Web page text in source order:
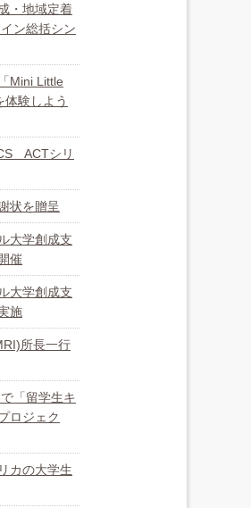
・地域定着
ン総括シン
Mini Little
験しよう
ACTシリ
状を贈呈
大学創成支
催
大学創成支
施
所長一行
「留学生キ
ロジェク
カの大学生